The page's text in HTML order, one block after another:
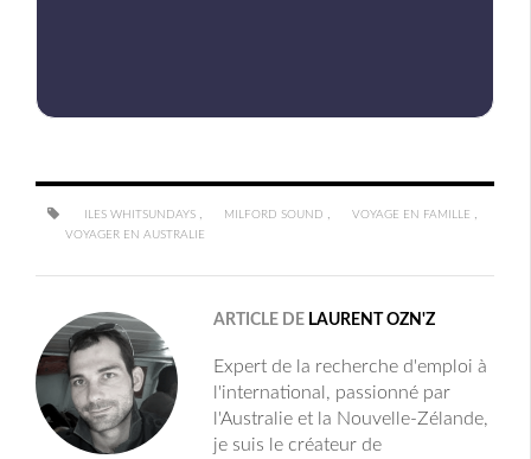
ILES WHITSUNDAYS MILFORD SOUND VOYAGE EN FAMILLE
VOYAGER EN AUSTRALIE
ARTICLE DE LAURENT OZN'Z
Expert de la recherche d'emploi à
l'international, passionné par
l'Australie et la Nouvelle-Zélande,
je suis le créateur de